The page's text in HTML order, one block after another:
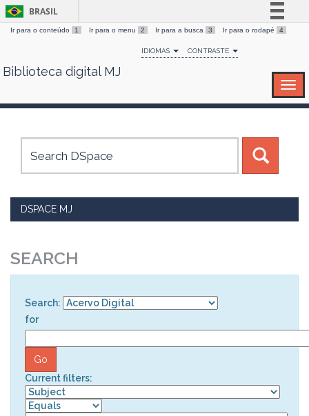
Skip
BRASIL
Simplifique!
Comunica BR
Canais
Ir para o conteúdo 1 Ir para o menu 2 Ir para a busca 3 Ir para o rodapé 4
IDIOMAS CONTRASTE
Biblioteca digital MJ
DSPACE MJ
SEARCH
Search:
for
Current filters: